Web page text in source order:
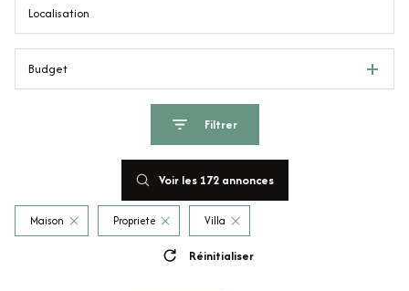
Budget
Filtrer
Voir les 172annonces
Maison Propriete Villa
Réinitialiser